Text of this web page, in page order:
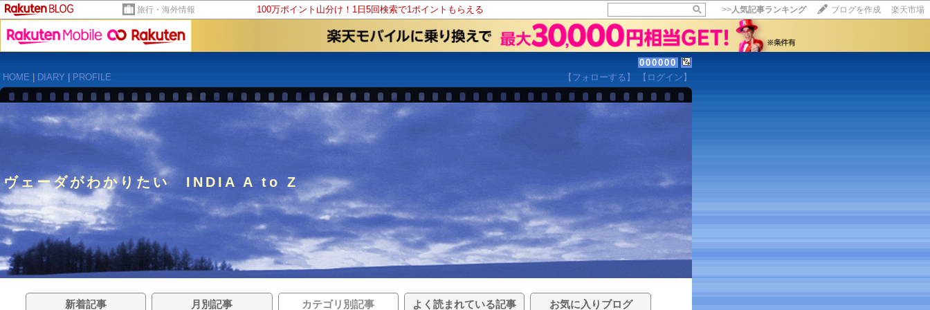
旅行・海外情報 100万ポイント山分け！1日5回検索で1ポイントもらえる >>人気記事ランキング ブログを作成 楽天市場
000000
HOME
DIARY PROFILE 【フォローする】 【ログイン】
ヴェーダがわかりたい INDIA A to Z
新着記事 月別記事 カテゴリ別記事 よく読まれている記事 お気に入りブログ